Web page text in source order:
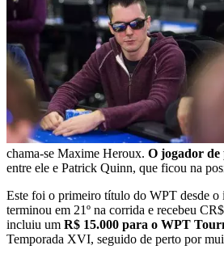
chama-se Maxime Heroux. O jogador de
entre ele e Patrick Quinn, que ficou na
Este foi o primeiro título do WPT desde
terminou em 21º na corrida e recebeu
incluiu um R$ 15.000 para o WPT
Temporada XVI, seguido de perto por